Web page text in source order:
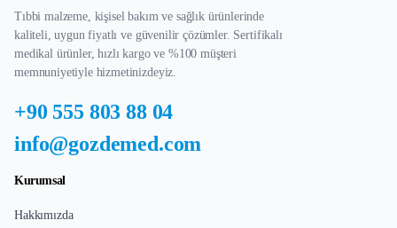
Tıbbi malzeme, kişisel bakım ve sağlık ürünlerinde
kaliteli, uygun fiyatlı ve güvenilir çözümler. Sertifikalı
medikal ürünler, hızlı kargo ve %100 müşteri
memnuniyetiyle hizmetinizdeyiz.
+90 555 803 88 04
info@gozdemed.com
Kurumsal
Hakkımızda